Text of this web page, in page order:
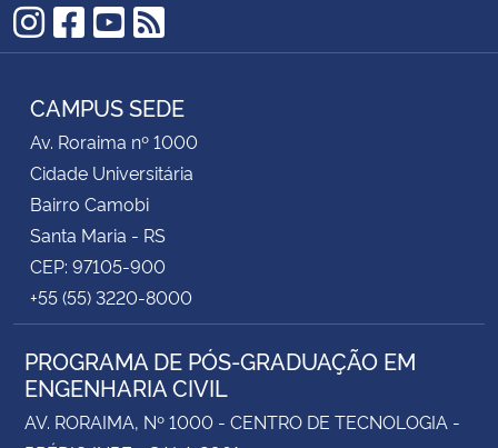
Instagram
Facebook
YouTube
RSS
CAMPUS SEDE
Av. Roraima nº 1000
Cidade Universitária
Bairro Camobi
Santa Maria - RS
CEP: 97105-900
+55 (55) 3220-8000
PROGRAMA DE PÓS-GRADUAÇÃO EM
ENGENHARIA CIVIL
AV. RORAIMA, Nº 1000 - CENTRO DE TECNOLOGIA -